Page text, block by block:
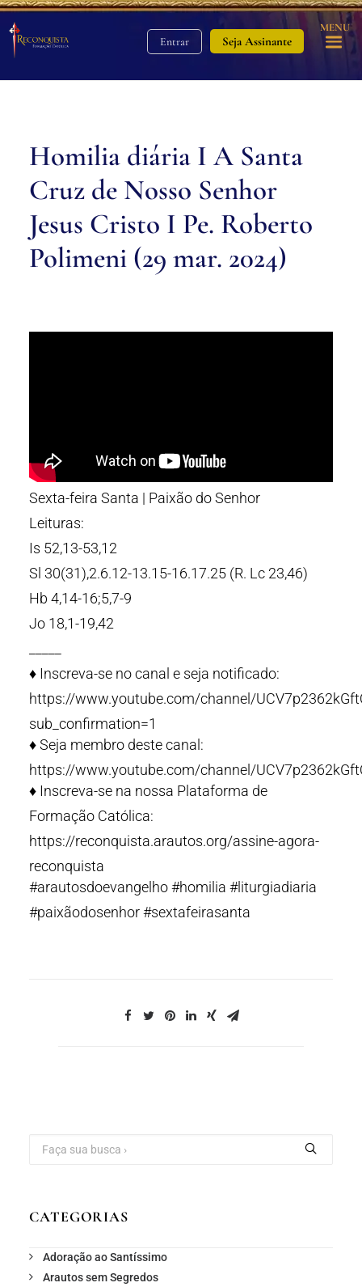
Entrar Seja Assinante
MENU
Homilia diária I A Santa
Cruz de Nosso Senhor
Jesus Cristo I Pe. Roberto
Polimeni (29 mar. 2024)
Sexta-feira Santa | Paixão do Senhor
Leituras:
Is 52,13-53,12
Sl 30(31),2.6.12-13.15-16.17.25 (R. Lc 23,46)
Hb 4,14-16;5,7-9
Jo 18,1-19,42
♦️ Inscreva-se no canal e seja notificado:
https://www.youtube.com/channel/
sub_confirmation=1
♦️ Seja membro deste canal:
https://www.youtube.com/channel/
♦️ Inscreva-se na nossa Plataforma de
Formação Católica:
https://reconquista.arautos.org/assine-agora-
reconquista
#arautosdoevangelho #homilia #liturgiadiaria
#paixãodosenhor #sextafeirasanta
CATEGORIAS
Adoração ao Santíssimo
Arautos sem Segredos